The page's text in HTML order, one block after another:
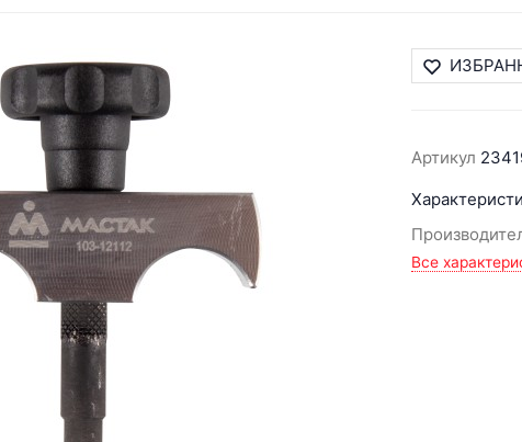
Артикул
Все